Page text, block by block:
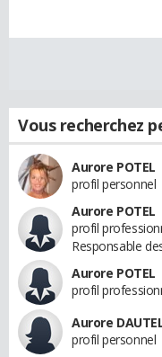
Vous recherchez
Aurore POTEL
profil personnel
Aurore POTEL
profil
Responsable
Aurore POTEL
profil
Aurore
profil personnel